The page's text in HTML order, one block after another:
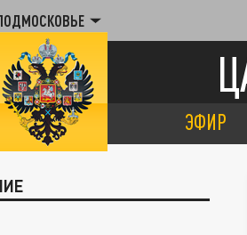
ЭФИР